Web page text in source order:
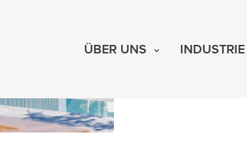
ÜBER UNS INDUSTRIE
Das Frühjahr und der